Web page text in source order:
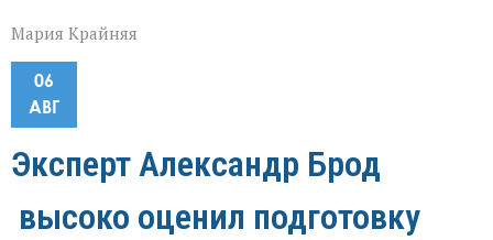
Мария Крайняя
06
АВГ
Эксперт Александр Брод
высоко оценил подготовку